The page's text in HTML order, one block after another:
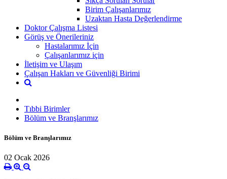
Birim Çalışanlarımız
Uzaktan Hasta Değerlendirme
Doktor Çalışma Listesi
Görüş ve Önerileriniz
Hastalarımız İçin
Çalışanlarımız için
İletişim ve Ulaşım
Çalışan Hakları ve Güvenliği Birimi
Tıbbi Birimler
Bölüm ve Branşlarımız
Bölüm ve Branşlarımız
02 Ocak 2026